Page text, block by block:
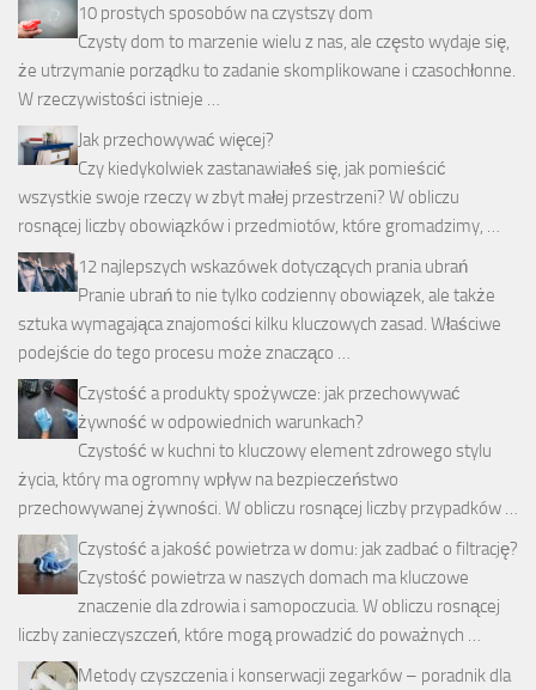
10 prostych sposobów na czystszy dom
Czysty dom to marzenie wielu z nas, ale często wydaje się,
że utrzymanie porządku to zadanie skomplikowane i czasochłonne.
W rzeczywistości istnieje …
Jak przechowywać więcej?
Czy kiedykolwiek zastanawiałeś się, jak pomieścić
wszystkie swoje rzeczy w zbyt małej przestrzeni? W obliczu
rosnącej liczby obowiązków i przedmiotów, które gromadzimy, …
12 najlepszych wskazówek dotyczących prania ubrań
Pranie ubrań to nie tylko codzienny obowiązek, ale także
sztuka wymagająca znajomości kilku kluczowych zasad. Właściwe
podejście do tego procesu może znacząco …
Czystość a produkty spożywcze: jak przechowywać
żywność w odpowiednich warunkach?
Czystość w kuchni to kluczowy element zdrowego stylu
życia, który ma ogromny wpływ na bezpieczeństwo
przechowywanej żywności. W obliczu rosnącej liczby przypadków …
Czystość a jakość powietrza w domu: jak zadbać o filtrację?
Czystość powietrza w naszych domach ma kluczowe
znaczenie dla zdrowia i samopoczucia. W obliczu rosnącej
liczby zanieczyszczeń, które mogą prowadzić do poważnych …
Metody czyszczenia i konserwacji zegarków – poradnik dla